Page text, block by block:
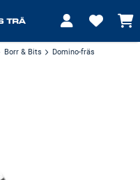
Borr & Bits Domino-fräs